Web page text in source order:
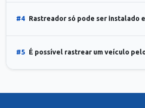
#4 Rastreador só pode ser instalado
#5 É possível rastrear um veículo